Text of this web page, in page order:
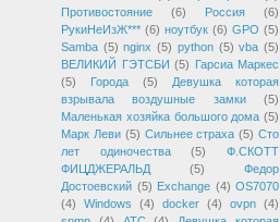
Противостояние
(6) Россия
(6)
РукиНеИзЖ*** (6) ноутбук (6) GPO (5)
Samba (5) nginx (5) python (5) vba (5)
ВЕЛИКИЙ ГЭТСБИ (5)
Гарсиа Маркес
(5)
Города (5)
Девушка которая
взрывала воздушные замки
(5)
Маленькая хозяйка большого дома (5)
Марк Леви (5) Сильнее страха (5) Сто
лет одиночества
(5)
Ф.СКОТТ
ФИЦДЖЕРАЛЬД
(5)
Федор
Достоевский (5) Exchange (4) OS7070
(4)
Windows (4) docker (4) ovpn (4)